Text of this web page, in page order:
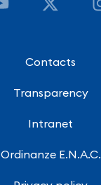
Contacts
Transparency
Intranet
Ordinanze E.N.A.C.